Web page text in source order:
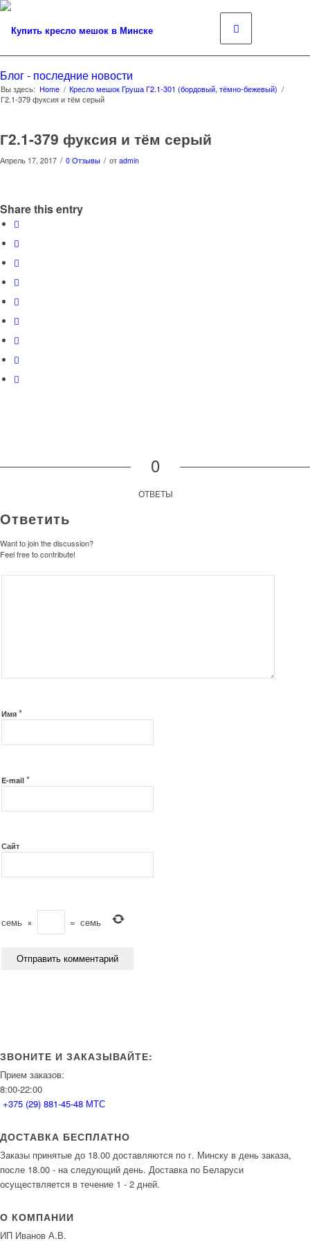
Блог - последние новости
Вы здесь: Home / Кресло мешок Груша Г2.1-301 (бордовый, тёмно-бежевый) /
Г2.1-379 фуксия и тём серый
Г2.1-379 фуксия и тём серый
Апрель 17, 2017 / 0 Отзывы / от admin
Share this entry
0
ОТВЕТЫ
Ответить
Want to join the discussion?
Feel free to contribute!
Имя *
E-mail *
Сайт
семь × = семь
ЗВОНИТЕ И ЗАКАЗЫВАЙТЕ:
Прием заказов:
8:00-22:00
+375 (29) 881-45-48 МТС
ДОСТАВКА БЕСПЛАТНО
Заказы принятые до 18.00 доставляются по г. Минску в день заказа,
после 18.00 - на следующий день. Доставка по Беларуси
осуществляется в течение 1 - 2 дней.
О КОМПАНИИ
ИП Иванов А.В.